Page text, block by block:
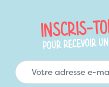
INSCRIS-
POUR RECEVOIR